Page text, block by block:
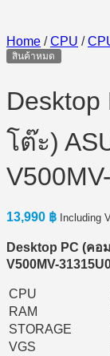
Home / CPU /
สินค้าหมด
โต๊ะ)
13,990 ฿ Including
Desktop PC (คอ
V500MV-
CPU
RAM
STORAGE
VGS